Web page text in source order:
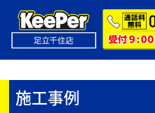
施工事例